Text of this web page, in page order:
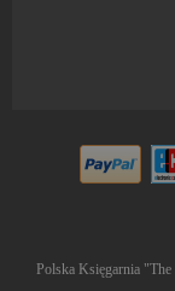
Polska Księgarnia